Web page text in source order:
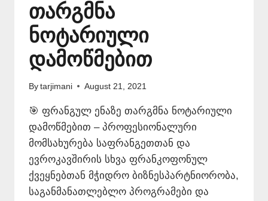
თარგმნა
ნოტარიული
დამოწმებით
By tarjimani August 21, 2021
🎯 ფრანგულ ენაზე თარგმნა ნოტარიული
დამოწმებით – პროფესიონალური
მომსახურება საფრანგეთთან და
ევროკავშირის სხვა ფრანკოფონულ
ქვეყნებთან მჭიდრო ბიზნესპარტნიორობა,
საგანმანათლებლო პროგრამები და